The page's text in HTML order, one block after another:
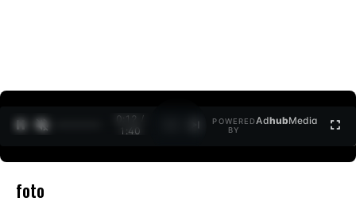
0:12 /
1:40
POWERED
BY
AdhubMedia
foto